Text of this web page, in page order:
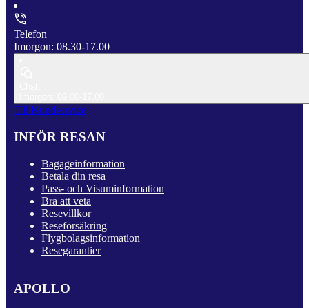
Telefon
Imorgon: 08.30-17.00
Till Kundservice
INFÖR RESAN
Bagageinformation
Betala din resa
Pass- och Visuminformation
Bra att veta
Resevillkor
Reseförsäkring
Flygbolagsinformation
Resegarantier
APOLLO